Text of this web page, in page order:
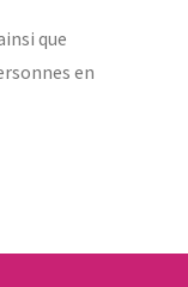
que
en